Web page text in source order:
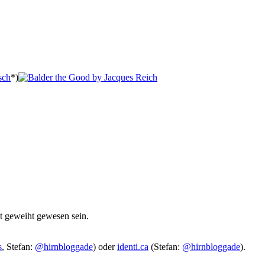
*)
gewesen sein.
, Stefan: @hirnbloggade) oderidenti.ca (Stefan: @hirnbloggade).